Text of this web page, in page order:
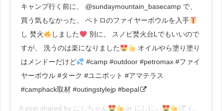
キャンプ行く前に、 @sundaymountain_basecamp で、
買う気もなかった、 ペトロのファイヤーボウルを入手
し 焚火
しました
別に、 スノピ焚火台Lでもいいので
すが、 洗うのは楽になりました
オイルやら塗り塗り
はメンドーだけど
#camp #outdoor #petromax #ファイ
ヤーボウル #ターク #ユニポット #アマテラス
#camphack取材 #outingstylejp #bepal
A post shared by にしちゃん or にしにぃ (@ni.out) on